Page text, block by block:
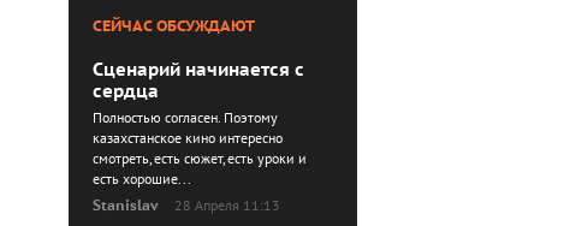
СЕЙЧАС ОБСУЖДАЮТ
Сценарий начинается с
сердца
Полностью согласен. Поэтому
казахстанское кино интересно
смотреть, есть сюжет, есть уроки и
есть хорошие...
Stanislav
28 Апреля 11:13